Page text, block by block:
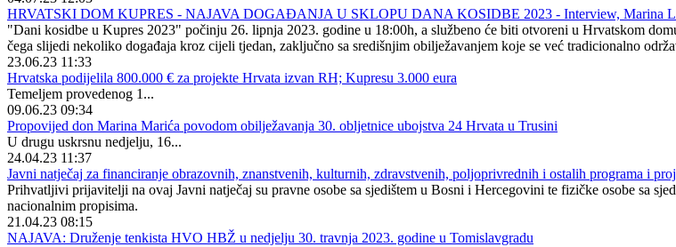
HRVATSKI DOM KUPRES - NAJAVA DOGAĐANJA U SKLOPU DANA KOSIDBE 2023 - Interview, Marina
"Dani kosidbe u Kupres 2023" počinju 26. lipnja 2023. godine u 18:00h, a službeno će biti otvoreni u Hrvatskom
čega slijedi nekoliko događaja kroz cijeli tjedan, zaključno sa središnjim obilježavanjem koje se već tradicionalno
23.06.23 11:33
Hrvatska podijelila 800.000 € za projekte Hrvata izvan RH; Kupresu 3.000 eura
Temeljem provedenog 1...
09.06.23 09:34
Propovijed don Marina Marića povodom obilježavanja 30. obljetnice ubojstva 24 Hrvata u Trusini
U drugu uskrsnu nedjelju, 16...
24.04.23 11:37
Javni natječaj za financiranje obrazovnih, znanstvenih, kulturnih, zdravstvenih, poljoprivrednih i ostalih programa i
Prihvatljivi prijavitelji na ovaj Javni natječaj su pravne osobe sa sjedištem u Bosni i Hercegovini te fizičke osobe sa
nacionalnim propisima.
21.04.23 08:15
NAJAVA: Druženje tenkista HVO HBŽ u nedjelju 30. travnja 2023. godine u Tomislavgradu